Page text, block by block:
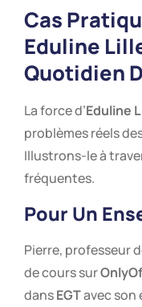
Cas
Eduline
Quotidien
La force d’Eduline
problèmes réels
Illustrons-le à
fréquentes.
Pour Un
Pierre, professeur
de cours sur
dansEGTavec son